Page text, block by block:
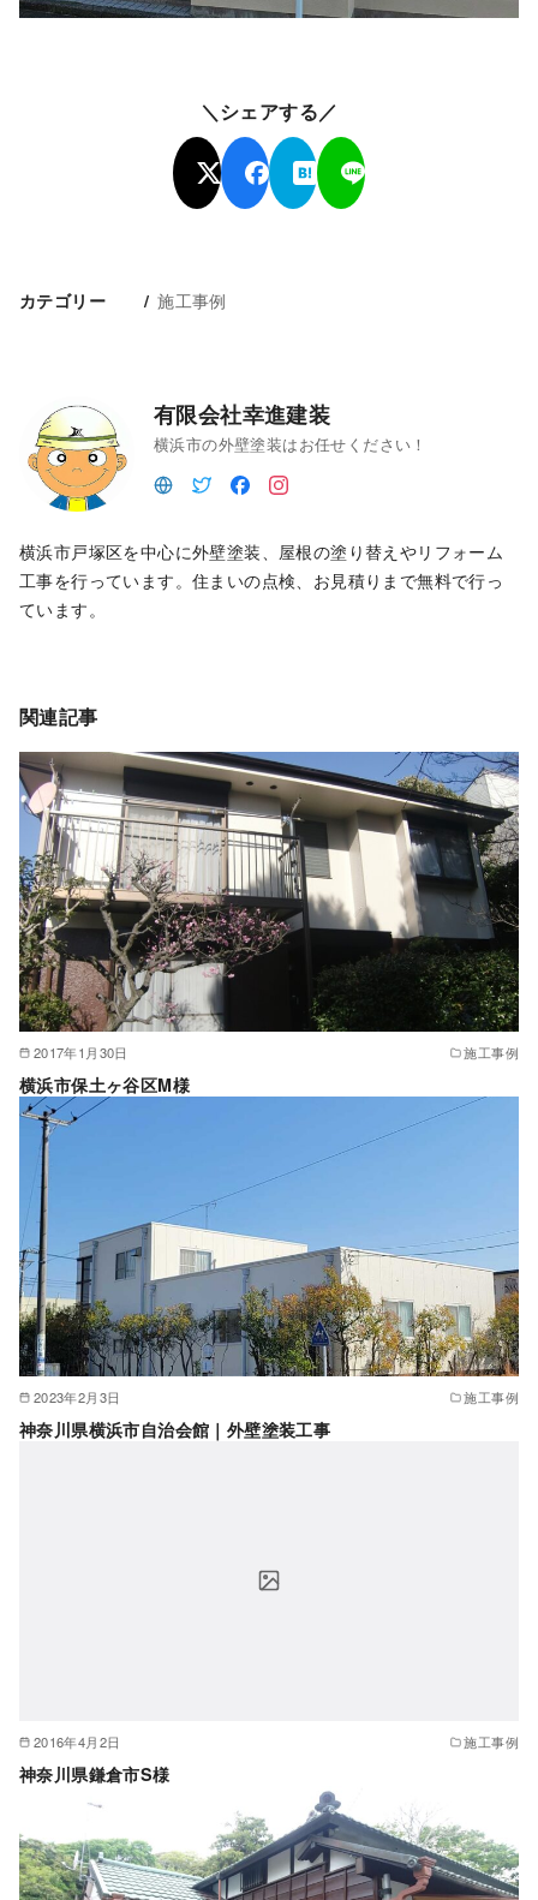
＼シェアする／
カテゴリー 施工事例
有限会社幸進建装
横浜市の外壁塗装はお任せください！
横浜市戸塚区を中心に外壁塗装、屋根の塗り替えやリフォーム
工事を行っています。住まいの点検、お見積りまで無料で行っ
ています。
関連記事
2017年1月30日 施工事例
横浜市保土ヶ谷区M様
2023年2月3日 施工事例
神奈川県横浜市自治会館｜外壁塗装工事
2016年4月2日 施工事例
神奈川県鎌倉市S様